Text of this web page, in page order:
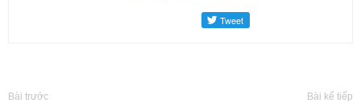
Bài trước Bài kế tiếp